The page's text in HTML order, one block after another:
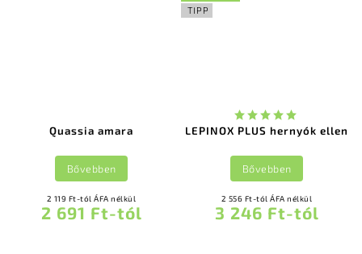
Quassia amara
2 119 Ft-tól ÁFA nélkül
2 691 Ft-tól
Bővebben
TIPP
LEPINOX PLUS hernyók ellen
2 556 Ft-tól ÁFA nélkül
3 246 Ft-tól
Bővebben